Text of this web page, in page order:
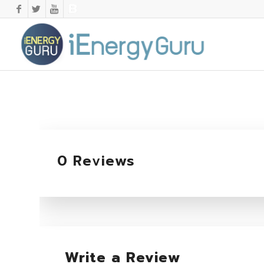
0 Reviews
Write a Review